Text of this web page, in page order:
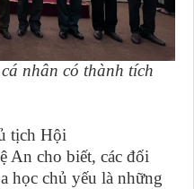
nhân có thành tích
tịch Hội
cho biết, các đối
học chủ yếu là những